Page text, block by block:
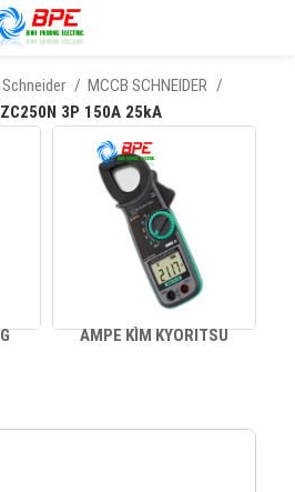
MCCB SCHNEIDER
3P 150A 25kA
AMPE KÌM KYORITSU